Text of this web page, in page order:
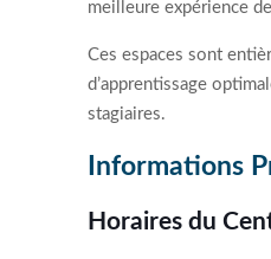
meilleure expérience
Ces espaces sont
d’apprentissage
stagiaires.
Informations
Horaires du